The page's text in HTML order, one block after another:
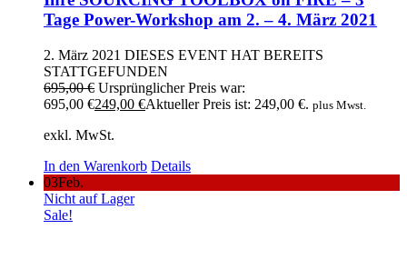
Tage Power-Workshop am 2. – 4. März 2021
2. März 2021 DIESES EVENT HAT BEREITS
STATTGEFUNDEN
695,00€ Ursprünglicher Preis war:
695,00 €249,00 €Aktueller Preis ist: 249,00 €. plus Mwst.
exkl. MwSt.
In den Warenkorb Details
03Feb.
Nicht auf Lager
Sale!